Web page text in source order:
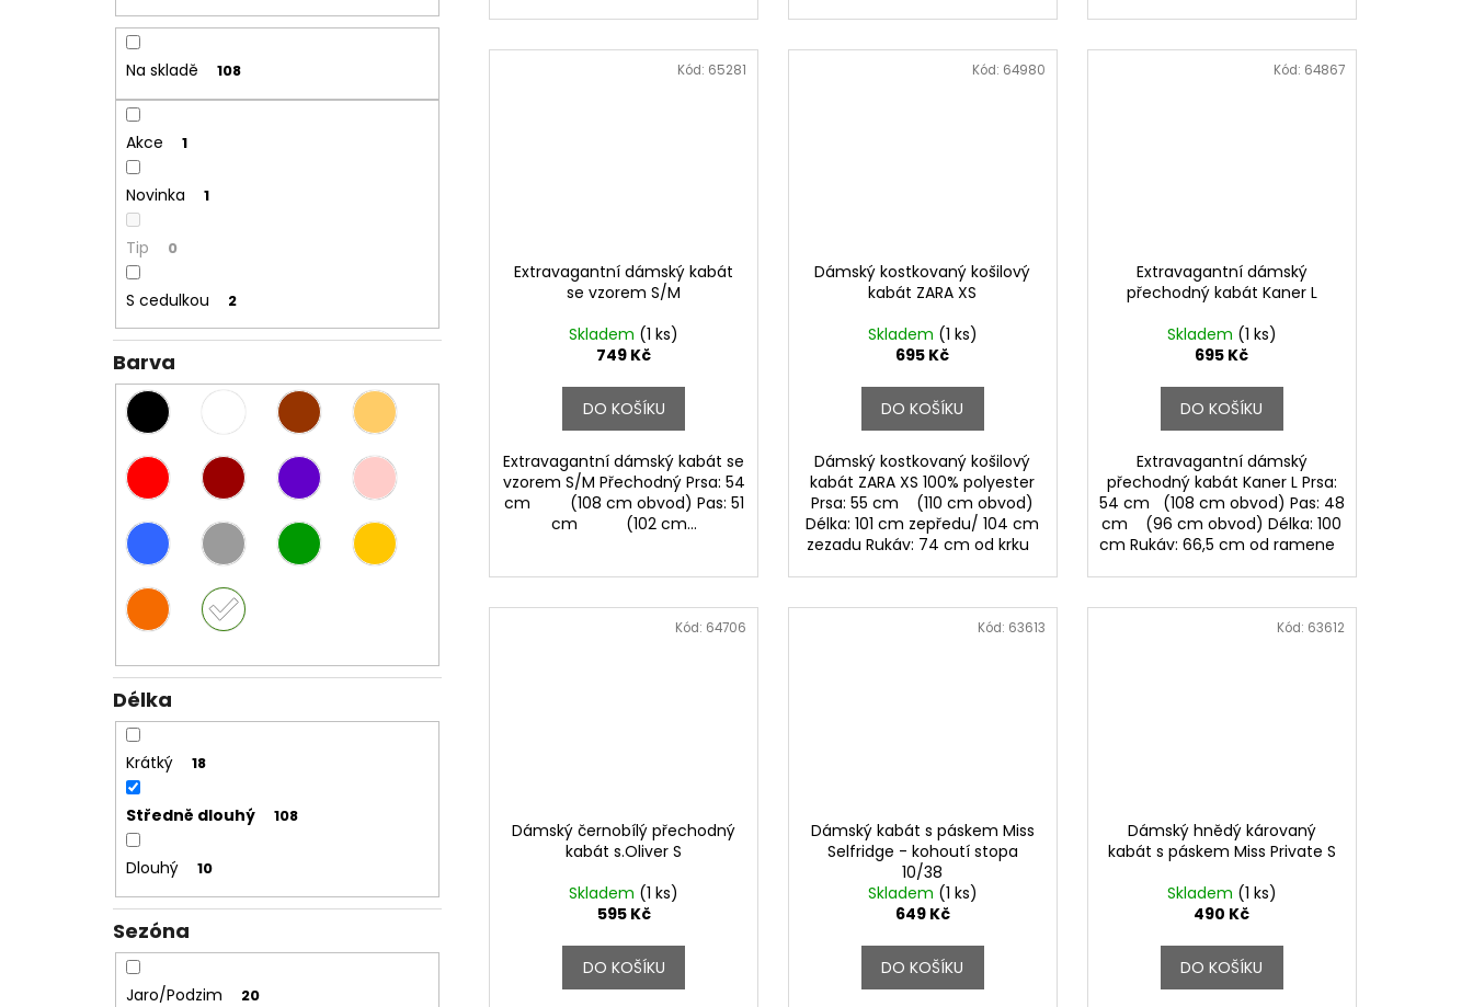
Na skladě 108
Akce 1
Novinka 1
Tip 0
S cedulkou 2
Barva
Délka
Krátký 18
Středně dlouhý 108
Dlouhý 10
Sezóna
Jaro/Podzim 20
Extravagantní dámský kabát
se vzorem S/M
Skladem (1 ks)
749 Kč
DO KOŠÍKU
Extravagantní dámský kabát se
vzorem S/M Přechodný Prsa: 54
cm (108 cm obvod) Pas: 51
cm (102 cm...
Kód: 65281
Dámský kostkovaný košilový
kabát ZARA XS
Skladem (1 ks)
695 Kč
DO KOŠÍKU
Dámský kostkovaný košilový
kabát ZARA XS 100% polyester
Prsa: 55 cm (110 cm obvod)
Délka: 101 cm zepředu/ 104 cm
zezadu Rukáv: 74 cm od krku
Kód: 64980
Extravagantní dámský
přechodný kabát Kaner L
Skladem (1 ks)
695 Kč
DO KOŠÍKU
Extravagantní dámský
přechodný kabát Kaner L Prsa:
54 cm (108 cm obvod) Pas: 48
cm (96 cm obvod) Délka: 100
cm Rukáv: 66,5 cm od ramene
Kód: 64867
Dámský černobílý přechodný
kabát s.Oliver S
Skladem (1 ks)
595 Kč
DO KOŠÍKU
Kód: 64706
Dámský kabát s páskem Miss
Selfridge - kohoutí stopa
10/38
Skladem (1 ks)
649 Kč
DO KOŠÍKU
Kód: 63613
Dámský hnědý károvaný
kabát s páskem Miss Private S
Skladem (1 ks)
490 Kč
DO KOŠÍKU
Kód: 63612